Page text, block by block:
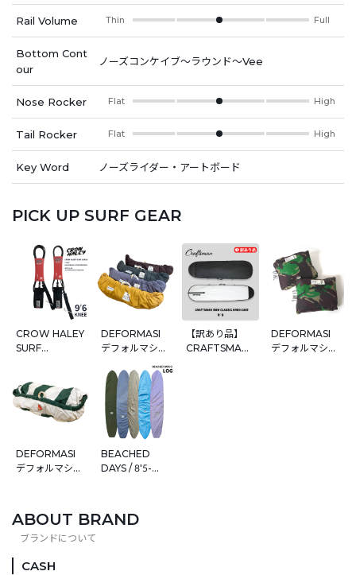
Rail Volume Thin Full
Bottom Cont
our
ノーズコンケイブ～ラウンド〜Vee
Nose Rocker Flat High
Tail Rocker Flat High
Key Word ノーズライダー・アートボード
PICK UP SURF GEAR
CROW HALEY
SURF
/ REGULAR /
5.5mm / 7mm
サーフリーシュ
MATTE
BLACK /
GLOSS
Japan
DEFORMASI
デフォルマシー
Canvas Deck
Wrap 8'5''~
10'4" デッキカ
バー ロングボー
ド WASABI デ
ッキラップ サー
フボードケース
【訳あり品】
CRAFTSMAN
DEFORMASI
デフォルマシー
DEFORMASI
デフォルマシー
Fabric Deck
wrap 8'5''~
バー ロングボー
BEACHED
DAYS / 8'5-
ABOUT BRAND
CASH